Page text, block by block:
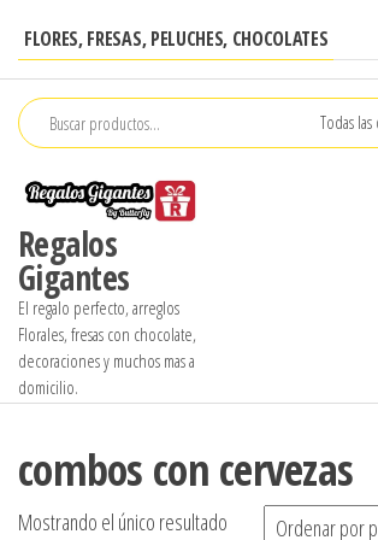
contenido
FLORES, FRESAS, PELUCHES, CHOCOLATES
Regalos
Gigantes
El regalo perfecto, arreglos
Florales, fresas con chocolate,
decoraciones y muchos mas a
domicilio.
combos con cervezas
Mostrando el único resultado